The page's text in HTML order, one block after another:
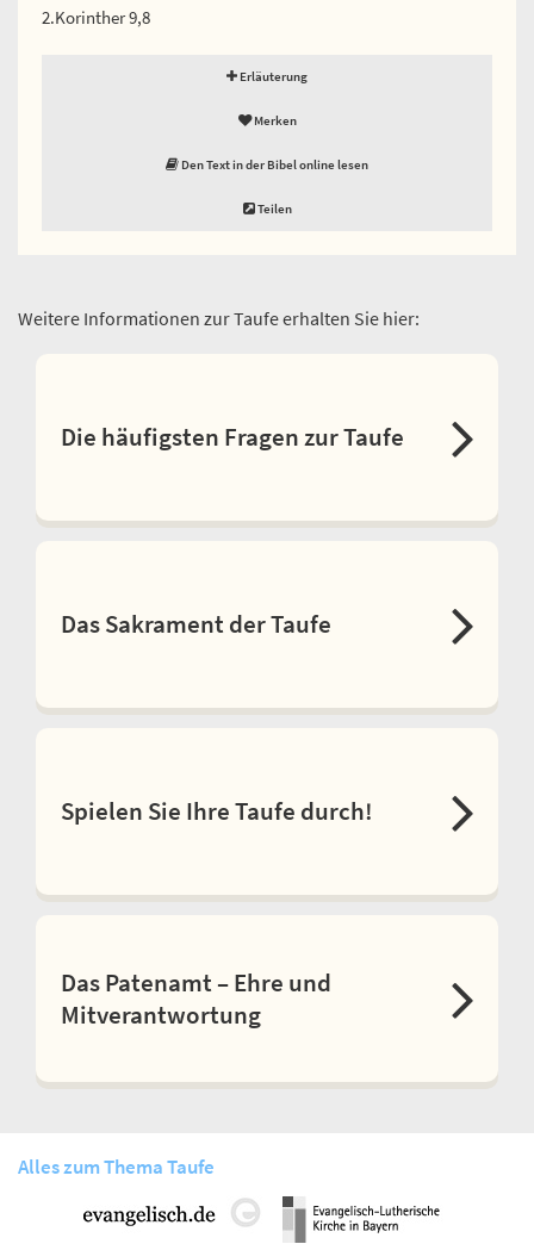
2.Korinther 9,8
Erläuterung
Merken
Den Text in der Bibel online lesen
Teilen
Weitere Informationen zur Taufe erhalten Sie hier:
Die häufigsten Fragen zur Taufe
Das Sakrament der Taufe
Spielen Sie Ihre Taufe durch!
Das Patenamt – Ehre und
Mitverantwortung
Alles zum Thema Taufe